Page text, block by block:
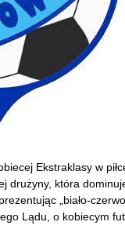
Ekstraklasy w
drużyny, która
„biało-
Lądu, o kobiecym